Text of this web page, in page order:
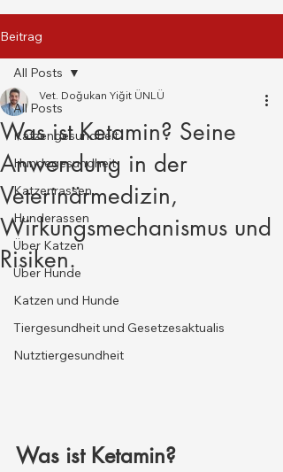
Beitrag
All Posts
Katzengesundheit
Hundegesundheit
Katzenrassen
Hunderassen
Über Katzen
Über Hunde
Katzen und Hunde
Tiergesundheit und Gesetzesaktualis
Nutztiergesundheit
All Posts
Was ist Ketamin? Seine
Anwendung in der
Veterinärmedizin,
Wirkungsmechanismus und
Risiken.
Vet. Doğukan Yiğit ÜNLÜ
Was ist Ketamin?